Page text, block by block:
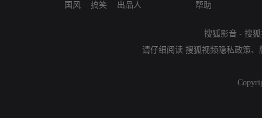
国风
搞笑
出品人
帮助
搜狐影音 - 搜
请仔细阅读 搜狐视频隐私政策、